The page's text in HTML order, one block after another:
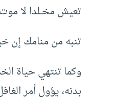
تعيش مخــلدا لا
تنبه من منامك إن
وكما تنتهي حياة
بدنه، يؤول أمر